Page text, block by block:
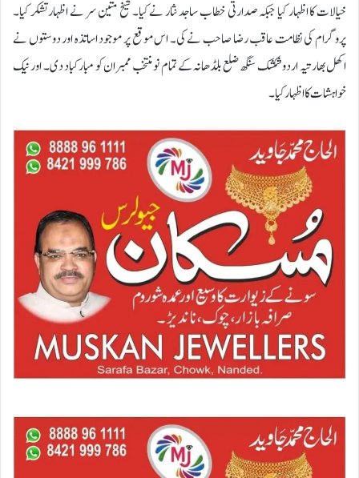
خیالات کا اظہار کیا جبکہ صدارتی خطاب ساجد نثار نے کیا۔ شیخ متین سر نے اظہار تشکر کیا۔
پروگرام کی نظامت عاقب رضا صاحب نے کی۔ اس موقع پر موجود اساتذہ اور دوستوں نے
اکھل بھارتیہ اردو شکشک سنگھ ضلع بلڈھانہ کے تمام نو منتخب ممبران کو مبارکباد دی۔ اور نیک
خواہشات کا اظہار کیا ۔